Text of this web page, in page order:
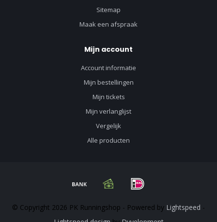
Sitemap
Maak een afspraak
Mijn account
Account informatie
Mijn bestellingen
Mijn tickets
Mijn verlanglijst
Vergelijk
Alle producten
© Copyright 2026 PK Runningshop - Powered by Lightspeed -